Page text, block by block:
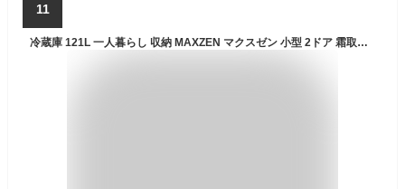
11
冷蔵庫 121L 一人暮らし 収納 MAXZEN マクスゼン 小型 2ドア 霜取り不要 コンパクト 大容量 新生活 自動霜取り 右開き ホワイト JR121HM01WH